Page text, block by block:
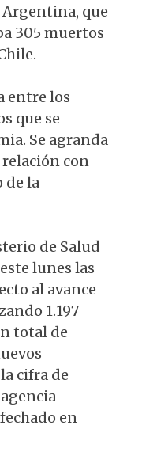
que
305 muertos
entre los
que se
Se agranda
con
de la
de Salud
lunes las
al avance
1.197
total de
cifra de
en